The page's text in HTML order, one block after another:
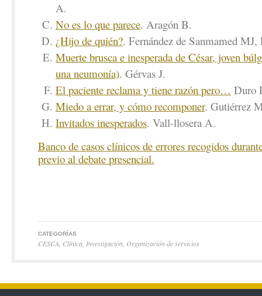
A.
No es lo que parece. Aragón B.
¿Hijo de quién?. Fernández de Sanmamed
Muerte brusca e inesperada de César, joven
una neumonía). Gérvas J.
El paciente reclama y tiene razón pero… Duro
Miedo a errar, y cómo recomponer. Gutiérrez
Invitados inesperados. Vall-llosera A.
Banco de casos clínicos de errores recogidos
previo al debate presencial.
CATEGORÍAS
CESCA Clínica Investigación Organización de servicios